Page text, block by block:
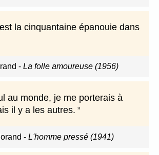
la cinquantaine épanouie dans
- La folle amoureuse (1956)
au monde, je me porterais à
il y a les autres.
- L'homme pressé (1941)